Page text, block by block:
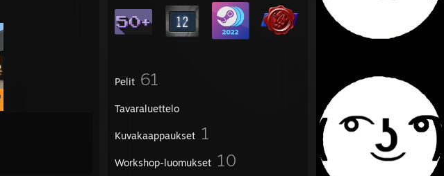
Pelit 61
Tavaraluettelo
Kuvakaappaukset 1
Workshop-luomukset 10